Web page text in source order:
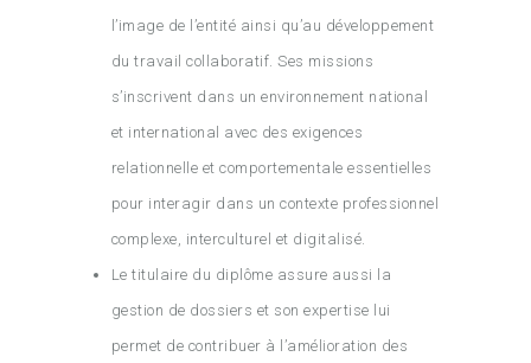
l’image de l’entité ainsi qu’au développement
du travail collaboratif. Ses missions
s’inscrivent dans un environnement national
et international avec des exigences
relationnelle et comportementale essentielles
pour interagir dans un contexte professionnel
complexe, interculturel et digitalisé.
Le titulaire du diplôme assure aussi la
gestion de dossiers et son expertise lui
permet de contribuer à l’amélioration des